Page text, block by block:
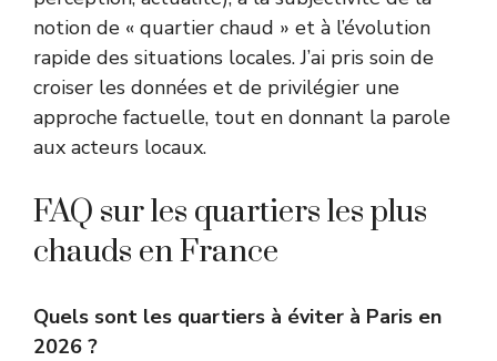
notion de « quartier chaud » et à l’évolution
rapide des situations locales. J’ai pris soin de
croiser les données et de privilégier une
approche factuelle, tout en donnant la parole
aux acteurs locaux.
FAQ sur les quartiers les plus
chauds en France
Quels sont les quartiers à éviter à Paris en
2026 ?